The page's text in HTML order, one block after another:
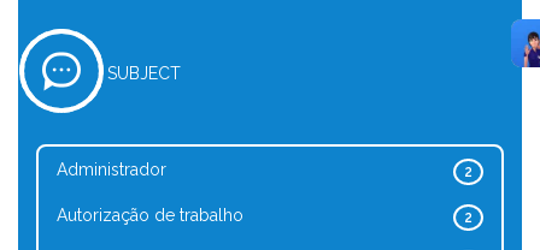
SUBJECT
2
Administrador
2
Autorização de trabalho